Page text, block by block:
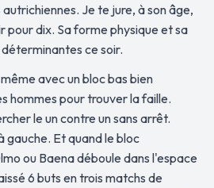
Je te jure, à son âge,
pour dix. Sa forme physique et sa
ce soir.
avec un bloc bas bien
hommes pour trouver la faille.
le un contre un sans arrêt.
gauche. Et quand le bloc
ou Baena déboule dans l'espace
6 buts en trois matchs de